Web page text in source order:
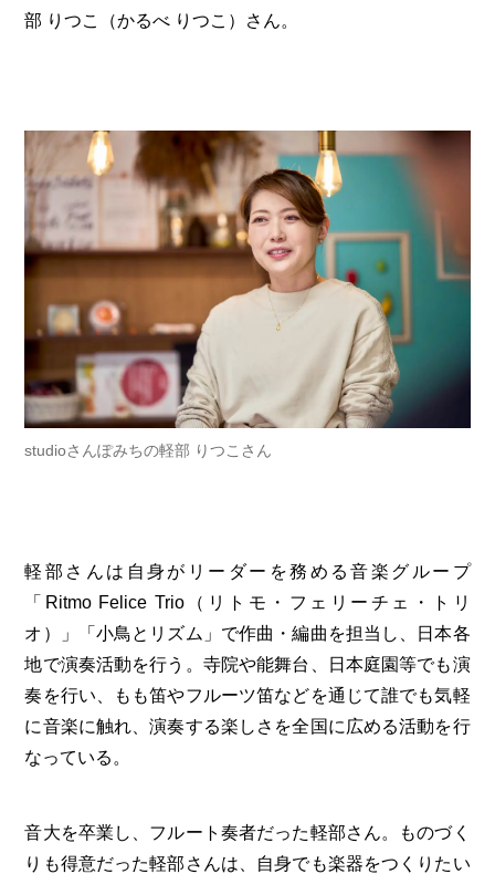
部 りつこ（かるべ りつこ）さん。
studioさんぽみちの軽部 りつこさん
軽部さんは自身がリーダーを務める音楽グループ
「Ritmo Felice Trio（リトモ・フェリーチェ・トリ
オ）」「小鳥とリズム」で作曲・編曲を担当し、日本各
地で演奏活動を行う。寺院や能舞台、日本庭園等でも演
奏を行い、もも笛やフルーツ笛などを通じて誰でも気軽
に音楽に触れ、演奏する楽しさを全国に広める活動を行
なっている。
音大を卒業し、フルート奏者だった軽部さん。ものづく
りも得意だった軽部さんは、自身でも楽器をつくりたい